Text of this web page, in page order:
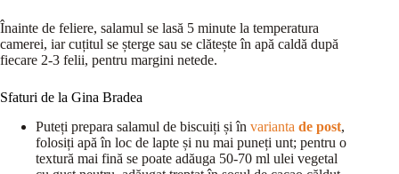
Înainte de feliere, salamul se lasă 5 minute la temperatura
camerei, iar cuțitul se șterge sau se clătește în apă caldă după
fiecare 2-3 felii, pentru margini netede.
Sfaturi de la Gina Bradea
Puteți prepara salamul de biscuiți și în varianta de post,
folosiți apă în loc de lapte și nu mai puneți unt; pentru o
textură mai fină se poate adăuga 50-70 ml ulei vegetal